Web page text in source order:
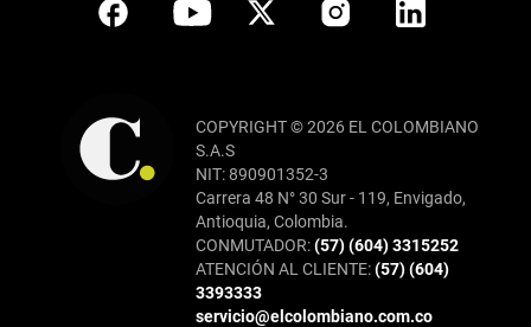
COPYRIGHT © 2026 EL COLOMBIANO
S.A.S
NIT: 890901352-3
Carrera 48 N° 30 Sur - 119, Envigado,
Antioquia, Colombia.
CONMUTADOR:(57) (604) 3315252
ATENCIÓN AL CLIENTE:(57) (604)
3393333
servicio@elcolombiano.com.co